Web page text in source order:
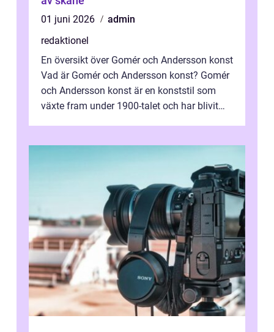
01 juni 2026
admin
redaktionel
En översikt över Gomér och Andersson konst
Vad är Gomér och Andersson konst? Gomér
och Andersson konst är en konststil som
växte fram under 1900-talet och har blivit